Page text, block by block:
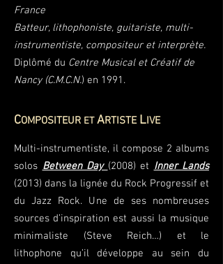
France
Batteur, lithophoniste, guitariste, multi-
instrumentiste, compositeur et interprète.
Diplômé du Centre Musical et Créatif de
Nancy (C.M.C.N.) en 1991.
COMPOSITEUR ET ARTISTE LIVE
Multi-instrumentiste, il compose 2 albums
solos Between Day (2008) et Inner Lands
(2013) dans la lignée du Rock Progressif et
du Jazz Rock. Une de ses nombreuses
sources d’inspiration est aussi la musique
minimaliste (Steve Reich…) et le
lithophone qu’il développe au sein du